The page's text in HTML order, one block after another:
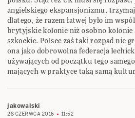
angielskiego ekspansjonizmu,
dlatego, że razem łatwej było im
brytyjskie kolonie niż osobno kolonie
szkockie. Polsce zaś taki rozpad nie
ona jako dobrowolna federacja
używających od początku tego
mających w praktyce taką samą
jakowalski
28 CZERWCA 2016 11:52